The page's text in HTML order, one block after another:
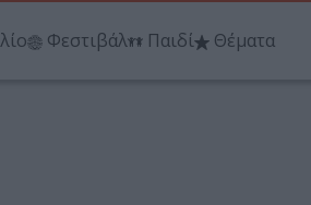
Φεστιβάλ Παιδί Θέματα